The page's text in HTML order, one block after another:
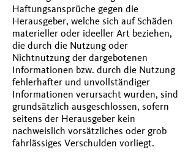
Haftungsansprüche gegen die
Herausgeber, welche sich auf Schäden
materieller oder ideeller Art beziehen,
die durch die Nutzung oder
Nichtnutzung der dargebotenen
Informationen bzw. durch die Nutzung
fehlerhafter und unvollständiger
Informationen verursacht wurden, sind
grundsätzlich ausgeschlossen, sofern
seitens der Herausgeber kein
nachweislich vorsätzliches oder grob
fahrlässiges Verschulden vorliegt.